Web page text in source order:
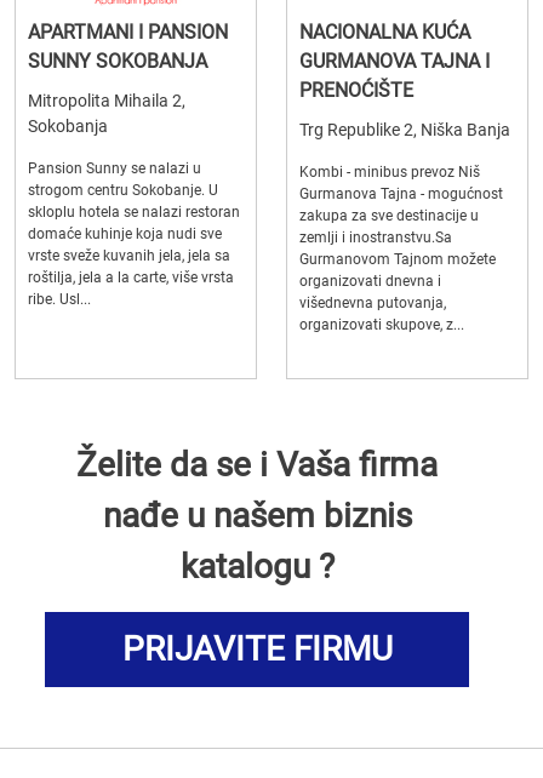
APARTMANI I PANSION
SUNNY SOKOBANJA
Mitropolita Mihaila 2,
Sokobanja
Pansion Sunny se nalazi u
strogom centru Sokobanje. U
skloplu hotela se nalazi restoran
domaće kuhinje koja nudi sve
vrste sveže kuvanih jela, jela sa
roštilja, jela a la carte, više vrsta
ribe. Usl...
NACIONALNA KUĆA
GURMANOVA TAJNA I
PRENOĆIŠTE
Trg Republike 2, Niška Banja
Kombi - minibus prevoz Niš
Gurmanova Tajna - mogućnost
zakupa za sve destinacije u
zemlji i inostranstvu.Sa
Gurmanovom Tajnom možete
organizovati dnevna i
višednevna putovanja,
organizovati skupove, z...
Želite da se i Vaša firma
nađe u našem biznis
katalogu ?
PRIJAVITE FIRMU